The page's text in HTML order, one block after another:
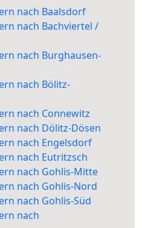
nach Baalsdorf
nach Bachviertel /
nach Burghausen-
nach Bölitz-
nach Connewitz
nach Dölitz-Dösen
nach Engelsdorf
nach Eutritzsch
nach Gohlis-Mitte
nach Gohlis-Nord
nach Gohlis-Süd
nach